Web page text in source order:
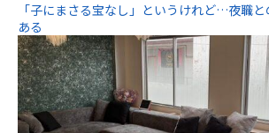
「子にまさる宝なし」というけれど…夜職
ある